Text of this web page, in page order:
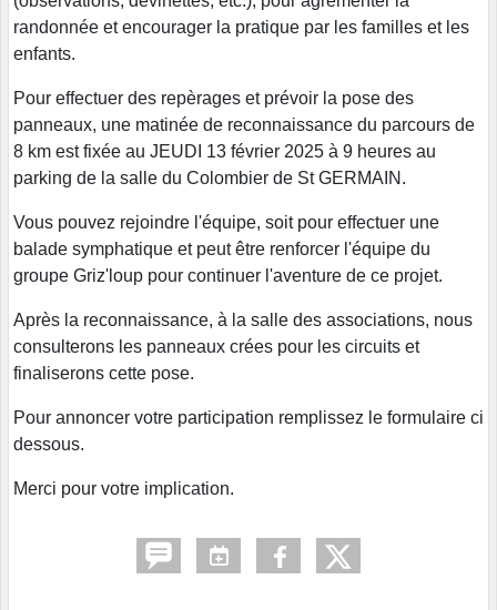
randonnée et encourager la pratique par les familles et les
enfants.
Pour effectuer des repèrages et prévoir la pose des
panneaux, une matinée de reconnaissance du parcours de
8 km est fixée au JEUDI 13 février 2025 à 9 heures au
parking de la salle du Colombier de St GERMAIN.
Vous pouvez rejoindre l'équipe, soit pour effectuer une
balade symphatique et peut être renforcer l'équipe du
groupe Griz'loup pour continuer l'aventure de ce projet.
Après la reconnaissance, à la salle des associations, nous
consulterons les panneaux crées pour les circuits et
finaliserons cette pose.
Pour annoncer votre participation remplissez le formulaire ci
dessous.
Merci pour votre implication.